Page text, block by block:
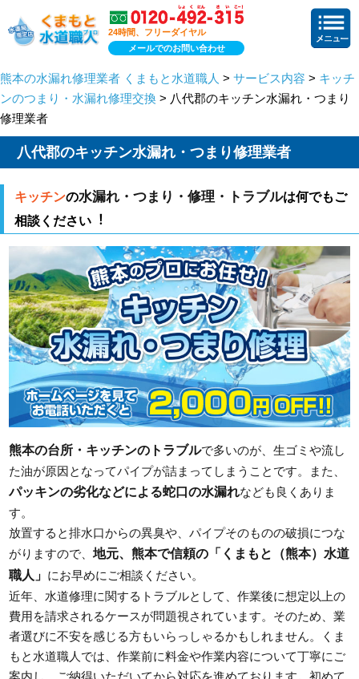
24時間、フリーダイヤル
メールでのお問い合わせ
熊本の水漏れ修理業者 くまもと水道職人 > サービス内容 > キッチ
ンのつまり・水漏れ修理交換 > 八代郡のキッチン水漏れ・つまり
修理業者
八代郡のキッチン水漏れ・つまり修理業者
キッチンの水漏れ・つまり・修理・トラブルは何でもご
相談ください︕
熊本の台所・キッチンのトラブルで多いのが、生ゴミや流し
た油が原因となってパイプが詰まってしまうことです。また、
パッキンの劣化などによる蛇口の水漏れなども良くありま
す。
放置すると排水口からの異臭や、パイプそのものの破損につな
がりますので、地元、熊本で信頼の「くまもと（熊本）水道
職人」 にお早めにご相談ください。
近年、水道修理に関するトラブルとして、作業後に想定以上の
費用を請求されるケースが問題視されています。そのため、業
者選びに不安を感じる方もいらっしゃるかもしれません。くま
もと水道職人では、作業前に料金や作業内容について丁寧にご
案内し、ご納得いただいてから対応を進めております。初めて